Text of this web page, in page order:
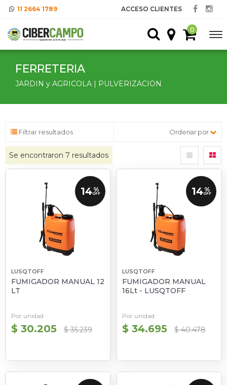
11 2664 1789 ACCESO CLIENTES
0
FERRETERIA
JARDIN y AGRICOLA | PULVERIZACION
Filtrar resultados Ordenar por
Se encontraron 7 resultados
14 %
OFF
LUSQTOFF
FUMIGADOR MANUAL 12
LT
Por unidad
$ 30.205 $ 35.239
14 %
OFF
LUSQTOFF
FUMIGADOR MANUAL
16Lt - LUSQTOFF
Por unidad
$ 34.695 $ 40.478